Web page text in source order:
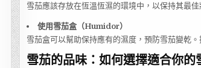
雪茄應該存放在恆溫恆濕的環境中，以保持其最
使用雪茄盒（Humidor）
雪茄盒可以幫助保持應有的濕度，預防雪茄變乾
雪茄的品味：如何選擇適合你的